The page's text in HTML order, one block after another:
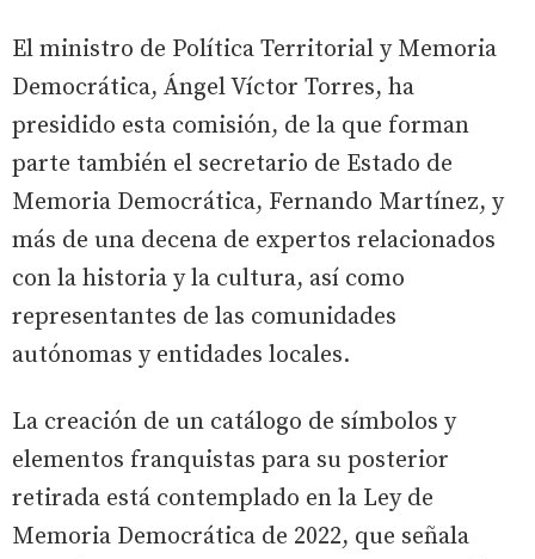
El ministro de Política Territorial y Memoria
Democrática, Ángel Víctor Torres, ha
presidido esta comisión, de la que forman
parte también el secretario de Estado de
Memoria Democrática, Fernando Martínez, y
más de una decena de expertos relacionados
con la historia y la cultura, así como
representantes de las comunidades
autónomas y entidades locales.
La creación de un catálogo de símbolos y
elementos franquistas para su posterior
retirada está contemplado en la Ley de
Memoria Democrática de 2022, que señala